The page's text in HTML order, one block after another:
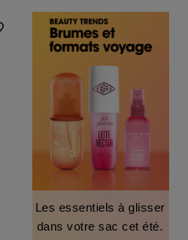
Les essentiels à glisser
dans votre sac cet été.